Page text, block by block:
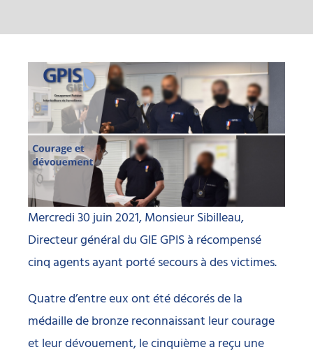
Mercredi 30 juin 2021, Monsieur Sibilleau,
Directeur général du GIE GPIS à récompensé
cinq agents ayant porté secours à des victimes.
Quatre d’entre eux ont été décorés de la
médaille de bronze reconnaissant leur courage
et leur dévouement, le cinquième a reçu une